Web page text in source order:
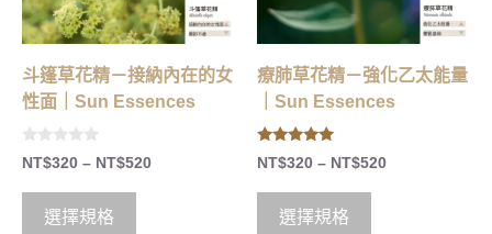
斗篷草花精－接納內在的女
性面｜Sun Essences
0
oNT$320 – NT$520
選擇規格
療肺草花精－強化乙太能量
｜Sun Essences
5.00
out of 5
NT$320 – NT$520
選擇規格